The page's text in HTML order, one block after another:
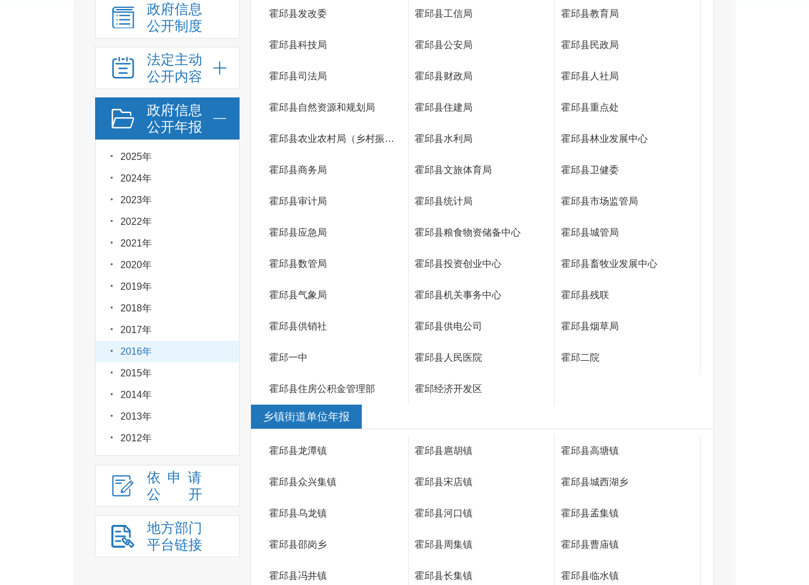
政府信息
公开制度
法定主动
公开内容
政府信息
公开年报
2025年
2024年
2023年
2022年
2021年
2020年
2019年
2018年
2017年
2016年
2015年
2014年
2013年
2012年
依申请
公
开
地方部门
平台链接
霍邱县发改委 霍邱县工信局 霍邱县教育局
霍邱县科技局 霍邱县公安局 霍邱县民政局
霍邱县司法局 霍邱县财政局 霍邱县人社局
霍邱县自然资源和规划局 霍邱县住建局 霍邱县重点处
霍邱县农业农村局（乡村振兴局） 霍邱县水利局 霍邱县林业发展中心
霍邱县商务局 霍邱县文旅体育局 霍邱县卫健委
霍邱县审计局 霍邱县统计局 霍邱县市场监管局
霍邱县应急局 霍邱县粮食物资储备中心 霍邱县城管局
霍邱县数管局 霍邱县投资创业中心 霍邱县畜牧业发展中心
霍邱县气象局 霍邱县机关事务中心 霍邱县残联
霍邱县供销社 霍邱县供电公司 霍邱县烟草局
霍邱一中 霍邱县人民医院 霍邱二院
霍邱县住房公积金管理部 霍邱经济开发区
乡镇街道单位年报
霍邱县龙潭镇 霍邱县扈胡镇 霍邱县高塘镇
霍邱县众兴集镇 霍邱县宋店镇 霍邱县城西湖乡
霍邱县乌龙镇 霍邱县河口镇 霍邱县孟集镇
霍邱县邵岗乡 霍邱县周集镇 霍邱县曹庙镇
霍邱县冯井镇 霍邱县长集镇 霍邱县临水镇